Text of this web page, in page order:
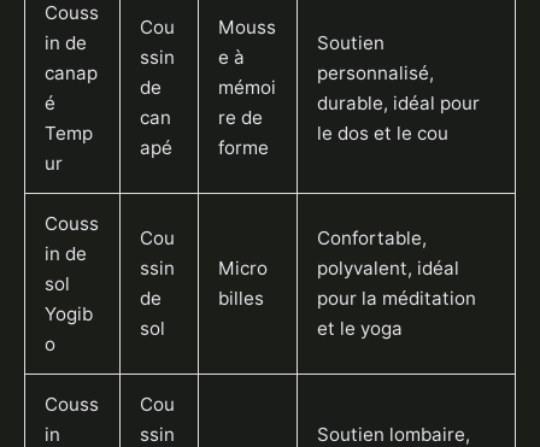
Couss
in de
canap
é
Temp
ur
Cou
ssin
de
can
apé
Mouss
e à
mémoi
re de
forme
Soutien
personnalisé,
durable, idéal pour
le dos et le cou
Couss
in de
sol
Yogib
o
Cou
ssin
de
sol
Micro
billes
Confortable,
polyvalent, idéal
pour la méditation
et le yoga
Couss
in
Cou
ssin
Soutien lombaire,